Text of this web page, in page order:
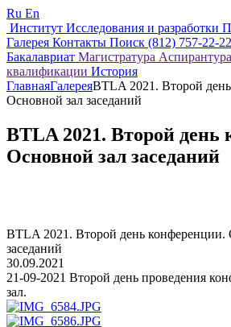
Ru En
Институт Исследования и разработки
Галерея Контакты Поиск (812) 757-22-22
Бакалавриат Магистратура Аспирантура
квалификации История
ГлавнаяГалереяBTLA 2021. Второй
Основной зал заседаний
BTLA 2021. Второй день
Основной зал заседаний
BTLA 2021. Второй день конференции.
заседаний
30.09.2021
21-09-2021 Второй день проведения
зал.